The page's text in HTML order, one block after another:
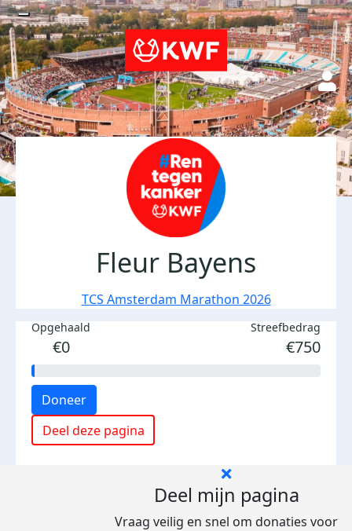
Fleur Bayens
TCS Amsterdam Marathon 2026
Opgehaald
€0
Streefbedrag
€750
Doneer
Deel deze pagina
Deel mijn pagina
Vraag veilig en snel om donaties voor